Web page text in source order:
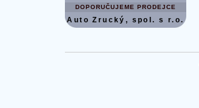
DOPORUČUJEME PRODEJCE
Auto Zrucký, spol. s r.o.